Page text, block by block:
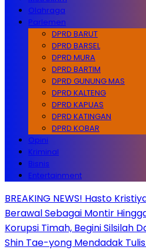
Olahraga
Parlemen
DPRD BARUT
DPRD BARSEL
DPRD MURA
DPRD BARTIM
DPRD GUNUNG MAS
DPRD KALTENG
DPRD KAPUAS
DPRD KATINGAN
DPRD KOBAR
Opini
Kriminal
Bisnis
Entertainment
BREAKING NEWS! Hasto
Berawal Sebagai Montir
Korupsi Timah, Begini Silsilah
Shin Tae-yong Mendadak